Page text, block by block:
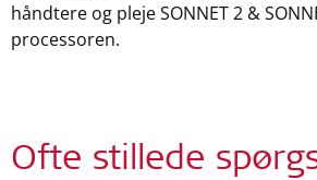
håndtere og pleje SONNET 2 &
processoren.
Ofte stillede